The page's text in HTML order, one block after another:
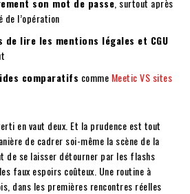
son mot de passe , surtout après
de l’opération
de lire les mentions légales et CGU
comparatifs comme Meetic VS sites
en vaut deux. Et la prudence est tout
de cadrer soi-même la scène de la
de se laisser détourner par les flashs
faux espoirs coûteux. Une routine à
dans les premières rencontres réelles